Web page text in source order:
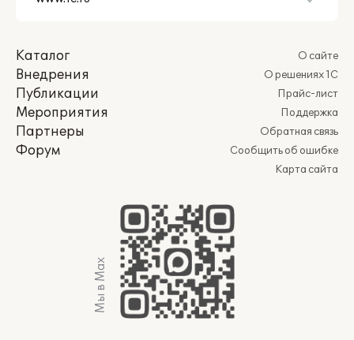
Каталог
Внедрения
Публикации
Мероприятия
Партнеры
Форум
О сайте
О решениях 1С
Прайс-лист
Поддержка
Обратная связь
Сообщить об ошибке
Карта сайта
Мы в Max